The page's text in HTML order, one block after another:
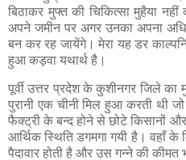
बिठाकर मुफ्त की चिकित्सा मुहैया
अपने जमीन पर अगर उनका अपना
बन कर रह जायेंगे। मेरा यह डर
हुआ कड़वा यथार्थ है।
पूर्वी उत्तर प्रदेश के कुशीनगर जिले का
पुरानी एक चीनी मिल हुआ करती थी
फैक्ट्री के बन्द होने से छोटे किसानों
आर्थिक स्थिति डगमगा गयी है। वहाँ
पैदावार होती है और उस गन्ने की